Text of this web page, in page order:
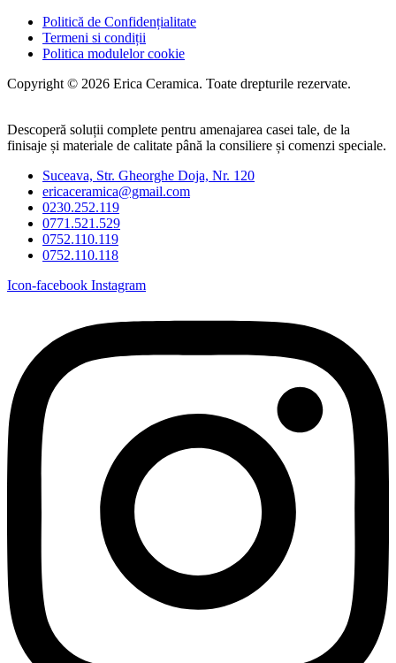
Politică de Confidențialitate
Termeni si condiții
Politica modulelor cookie
Copyright © 2026 Erica Ceramica. Toate drepturile rezervate.
Descoperă soluții complete pentru amenajarea casei tale, de la
finisaje și materiale de calitate până la consiliere și comenzi speciale.
Suceava, Str. Gheorghe Doja, Nr. 120
ericaceramica@gmail.com
0230.252.119
0771.521.529
0752.110.119
0752.110.118
Icon-facebook Instagram